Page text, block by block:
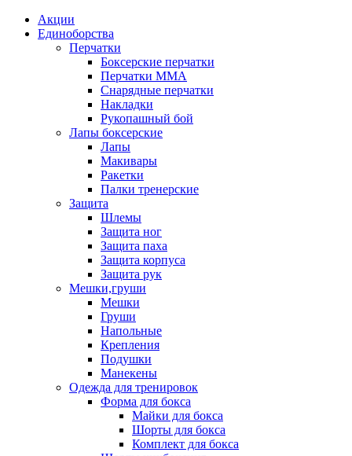
Акции
Единоборства
Перчатки
Боксерские перчатки
Перчатки ММА
Снарядные перчатки
Накладки
Рукопашный бой
Лапы боксерские
Лапы
Макивары
Ракетки
Палки тренерские
Защита
Шлемы
Защита ног
Защита паха
Защита корпуса
Защита рук
Мешки,груши
Мешки
Груши
Напольные
Крепления
Подушки
Манекены
Одежда для тренировок
Форма для бокса
Майки для бокса
Шорты для бокса
Комплект для бокса